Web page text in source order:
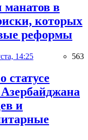
манатов в
которых
реформы
14:25 563
статусе
и